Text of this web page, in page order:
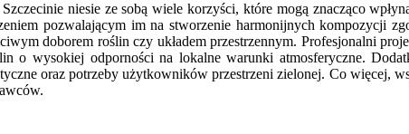
niesie ze sobą wiele korzyści, które mogą znacząco
pozwalającym im na stworzenie harmonijnych kompozycji
doborem roślin czy układem przestrzennym. Profesjonalni
o wysokiej odporności na lokalne warunki atmosferyczne.
oraz potrzeby użytkowników przestrzeni zielonej. Co więcej,